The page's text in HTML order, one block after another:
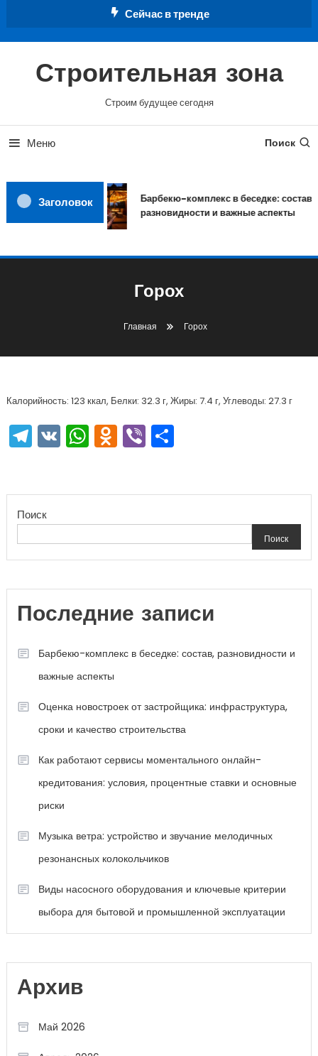
Сейчас в тренде
Строительная зона
Строим будущее сегодня
Меню Поиск
Заголовок
Барбекю-комплекс в беседке: состав,
разновидности и важные аспекты
Горох
Главная Горох
Калорийность: 123 ккал, Белки: 32.3 г, Жиры: 7.4 г, Углеводы: 27.3 г
Telegram
VKWhatsApp
Odnoklassniki
ViberОтправить
Поиск
Поиск
Последние записи
Барбекю-комплекс в беседке: состав, разновидности и
важные аспекты
Оценка новостроек от застройщика: инфраструктура,
сроки и качество строительства
Как работают сервисы моментального онлайн-
кредитования: условия, процентные ставки и основные
риски
Музыка ветра: устройство и звучание мелодичных
резонансных колокольчиков
Виды насосного оборудования и ключевые критерии
выбора для бытовой и промышленной эксплуатации
Архив
Май 2026